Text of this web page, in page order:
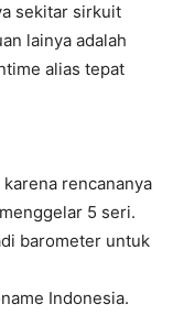
sekitar sirkuit
lainya adalah
alias tepat
rencananya
5 seri.
barometer untuk
Indonesia.